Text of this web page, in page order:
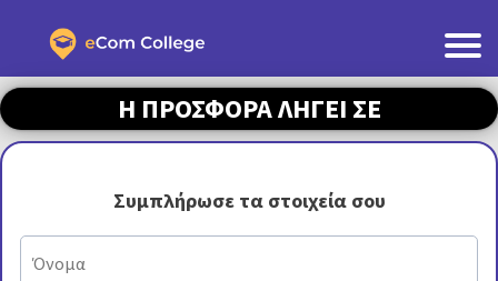
Η ΠΡΟΣΦΟΡΑ ΛΗΓΕΙ ΣΕ
Συμπλήρωσε τα στοιχεία σου